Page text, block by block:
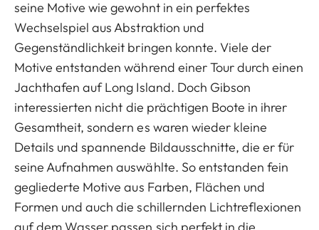
seine Motive wie gewohnt in ein perfektes
Wechselspiel aus Abstraktion und
Gegenständlichkeit bringen konnte. Viele der
Motive entstanden während einer Tour durch einen
Jachthafen auf Long Island. Doch Gibson
interessierten nicht die prächtigen Boote in ihrer
Gesamtheit, sondern es waren wieder kleine
Details und spannende Bildausschnitte, die er für
seine Aufnahmen auswählte. So entstanden fein
gegliederte Motive aus Farben, Flächen und
Formen und auch die schillernden Lichtreflexionen
auf dem Wasser passen sich perfekt in die